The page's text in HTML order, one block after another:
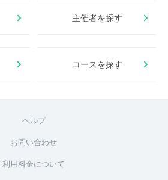
主催者を探す
コースを探す
ヘルプ
お問い合わせ
利用料金について